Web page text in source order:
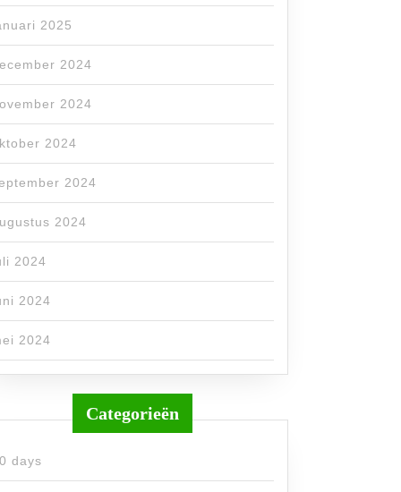
2025
2024
2024
2024
2024
2024
2024
2024
2024
Categorieën
days